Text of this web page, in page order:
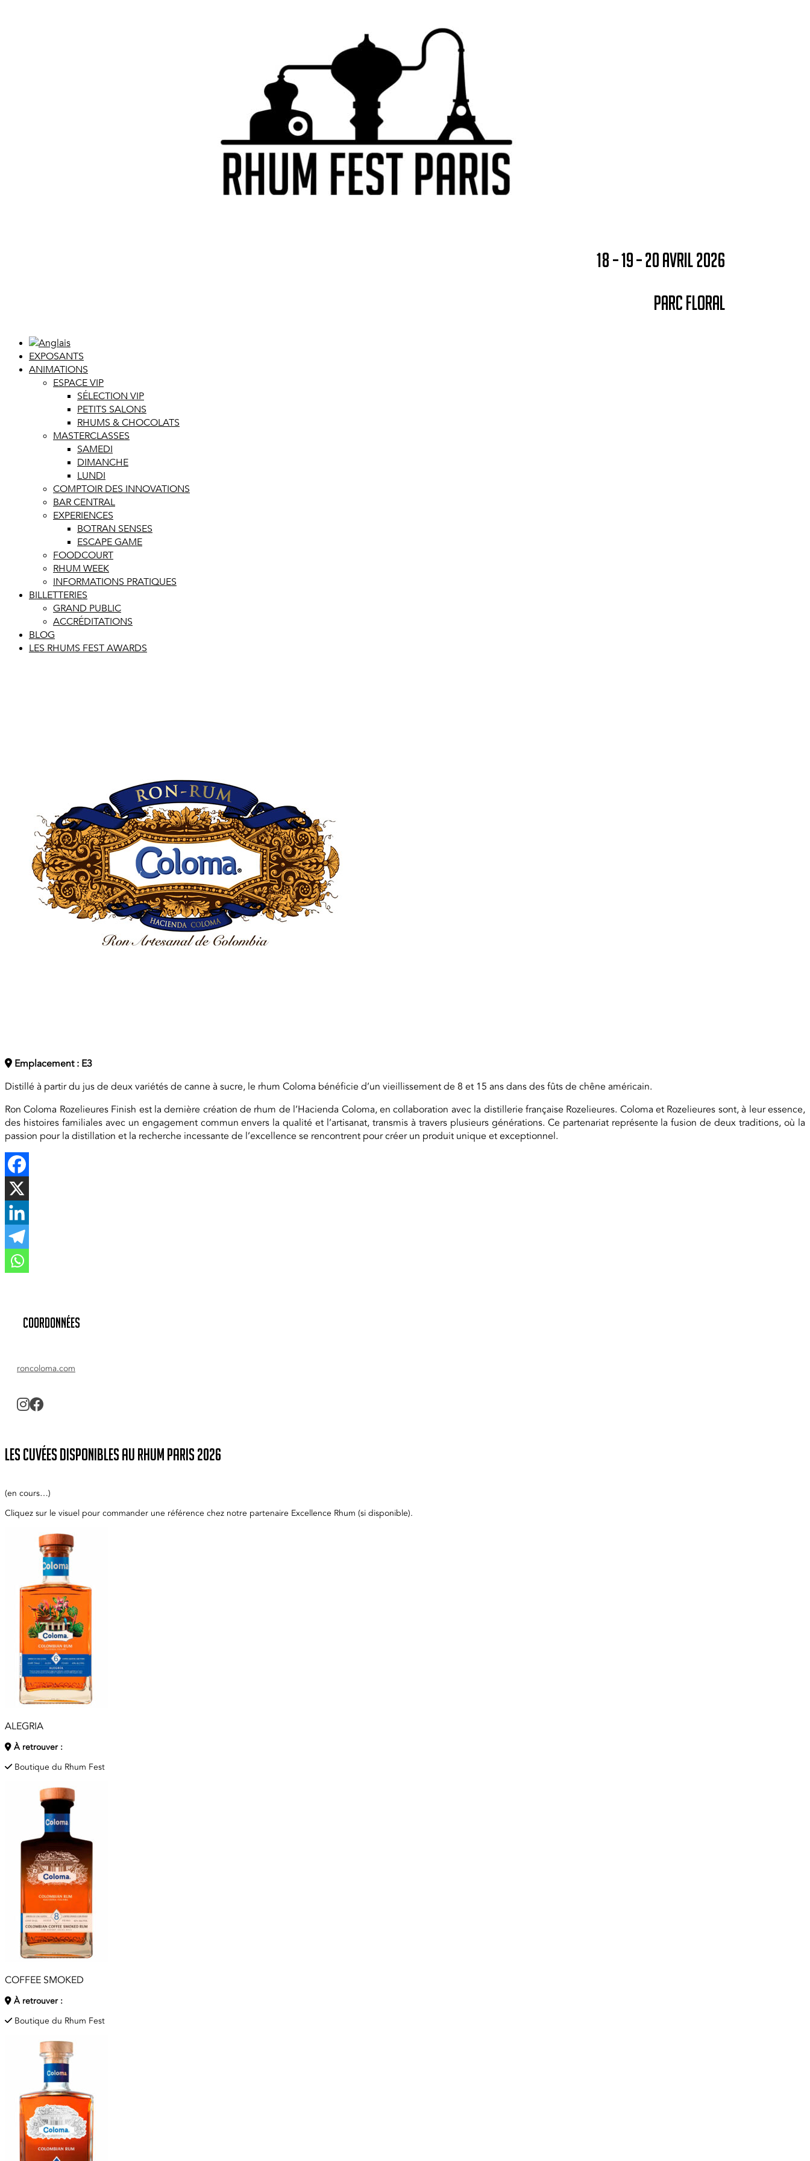
18 – 19 – 20 AVRIL 2026
PARC FLORAL
EXPOSANTS
ANIMATIONS
ESPACE VIP
SÉLECTION VIP
PETITS SALONS
RHUMS & CHOCOLATS
MASTERCLASSES
SAMEDI
DIMANCHE
LUNDI
COMPTOIR DES INNOVATIONS
BAR CENTRAL
EXPERIENCES
BOTRAN SENSES
ESCAPE GAME
FOODCOURT
RHUM WEEK
INFORMATIONS PRATIQUES
BILLETTERIES
GRAND PUBLIC
ACCRÉDITATIONS
BLOG
LES RHUMS FEST AWARDS
Emplacement : E3
Distillé à partir du jus de deux variétés de canne à sucre, le rhum Coloma bénéficie d’un vieillissement de 8 et 15 ans dans des fûts de chêne américain.
Ron Coloma Rozelieures Finish est la dernière création de rhum de l’Hacienda Coloma, en collaboration avec la distillerie française Rozelieures. Coloma et Rozelieures sont, à leur essence,
des histoires familiales avec un engagement commun envers la qualité et l’artisanat, transmis à travers plusieurs générations. Ce partenariat représente la fusion de deux traditions, où la
passion pour la distillation et la recherche incessante de l’excellence se rencontrent pour créer un produit unique et exceptionnel.
Coordonnées
roncoloma.com
Les cuvées disponibles au Rhum Paris 2026
(en cours…)
Cliquez sur le visuel pour commander une référence chez notre partenaire Excellence Rhum (si disponible).
ALEGRIA
À retrouver :
Boutique du Rhum Fest
COFFEE SMOKED
À retrouver :
Boutique du Rhum Fest